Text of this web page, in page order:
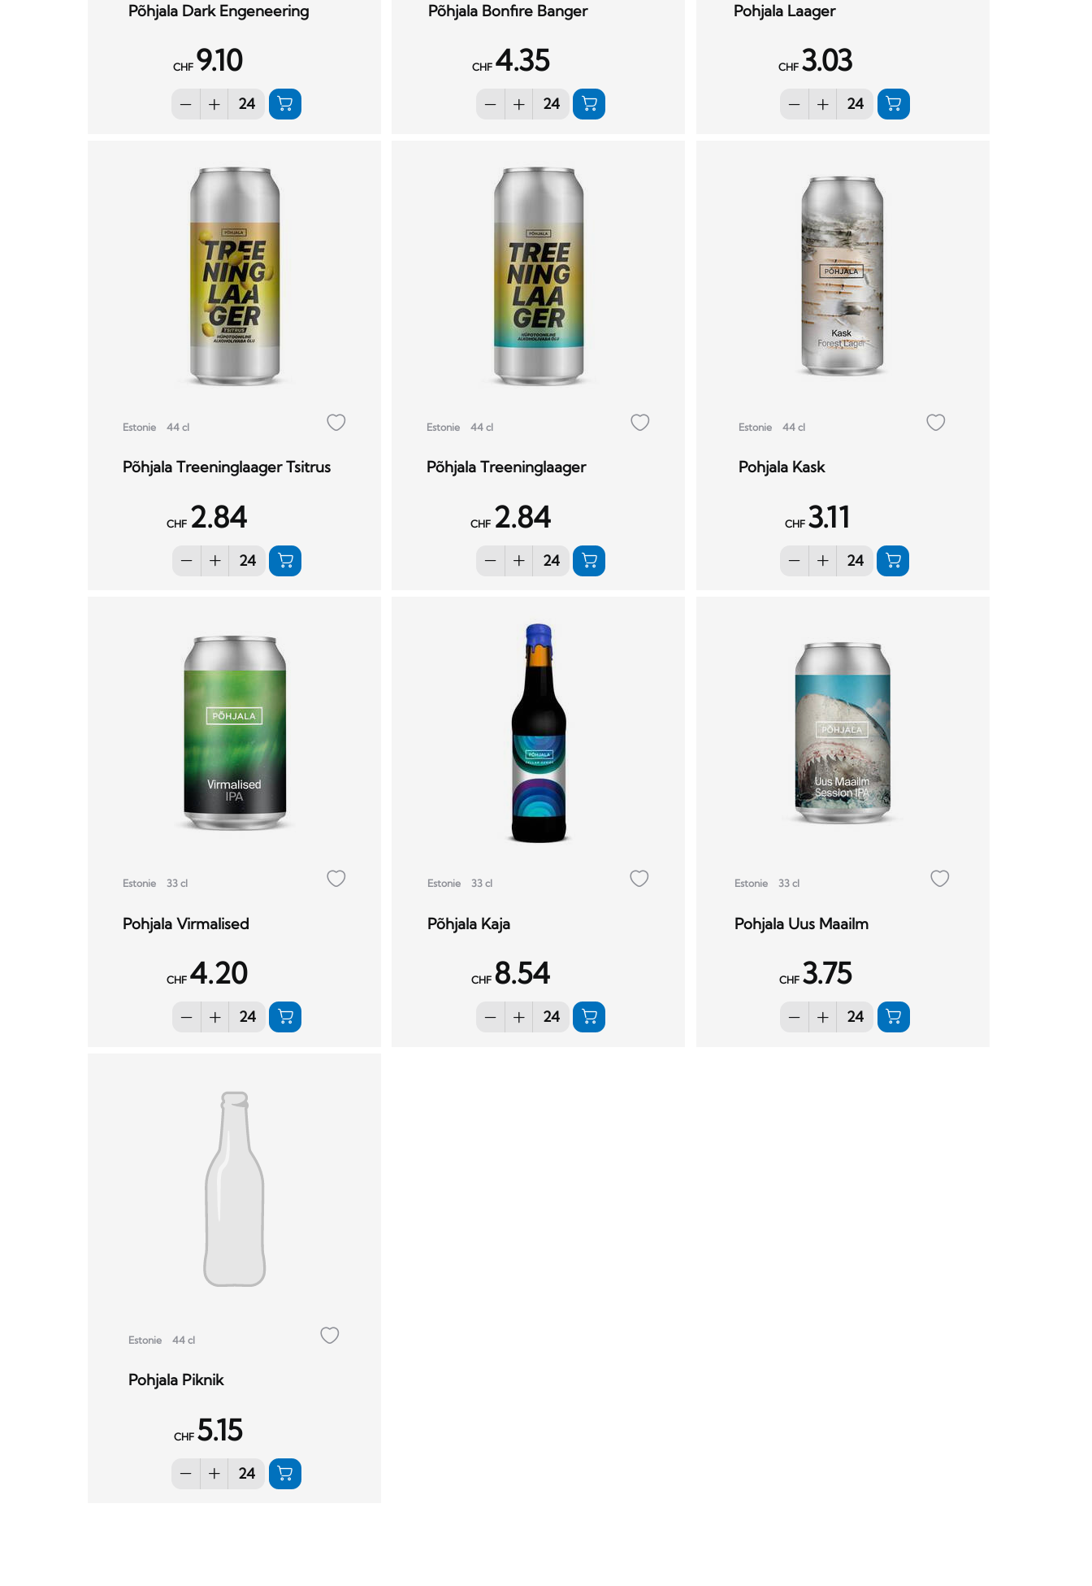
Põhjala Dark Engeneering
CHF 9.10
Põhjala Bonfire Banger
CHF 4.35
Pohjala Laager
CHF 3.03
Estonie 44 cl
Põhjala Treeninglaager Tsitrus
CHF 2.84
Estonie 44 cl
Põhjala Treeninglaager
CHF 2.84
Estonie 44 cl
Pohjala Kask
CHF 3.11
Estonie 33 cl
Pohjala Virmalised
CHF 4.20
Estonie 33 cl
Põhjala Kaja
CHF 8.54
Estonie 33 cl
Pohjala Uus Maailm
CHF 3.75
Estonie 44 cl
Pohjala Piknik
CHF 5.15